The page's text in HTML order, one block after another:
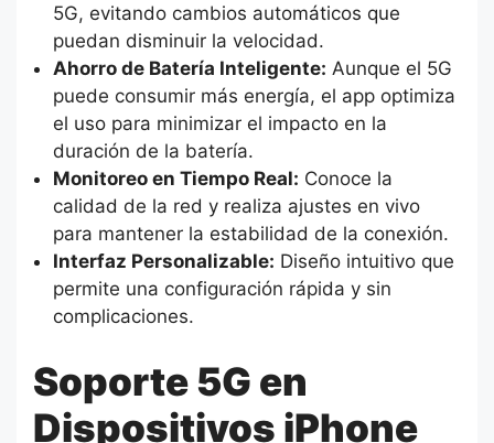
5G, evitando cambios automáticos que
puedan disminuir la velocidad.
Ahorro de Batería Inteligente: Aunque el 5G
puede consumir más energía, el app optimiza
el uso para minimizar el impacto en la
duración de la batería.
Monitoreo en Tiempo Real: Conoce la
calidad de la red y realiza ajustes en vivo
para mantener la estabilidad de la conexión.
Interfaz Personalizable: Diseño intuitivo que
permite una configuración rápida y sin
complicaciones.
Soporte 5G en
Dispositivos iPhone